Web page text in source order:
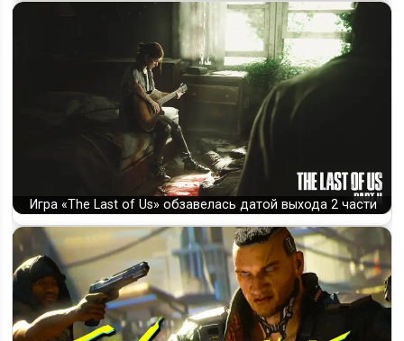
Игра «The Last of Us» обзавелась датой выхода 2 части